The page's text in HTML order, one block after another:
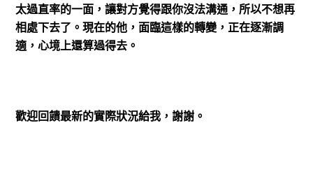
太過直率的一面，讓對方覺得跟你沒法溝通，所以不想再
相處下去了。現在的他，面臨這樣的轉變，正在逐漸調
適，心境上還算過得去。
歡迎回饋最新的實際狀況給我，謝謝。